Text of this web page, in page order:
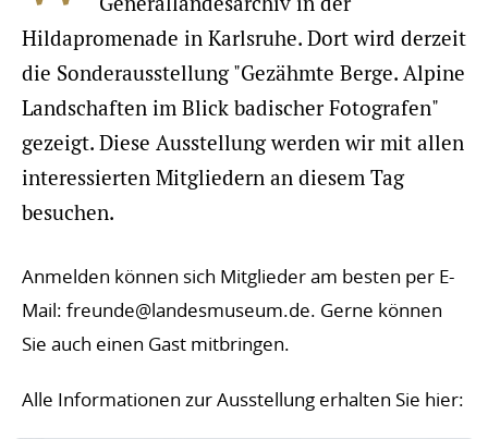
Hildapromenade in Karlsruhe. Dort wird derzeit
die Sonderausstellung "Gezähmte Berge. Alpine
Landschaften im Blick badischer Fotografen"
gezeigt. Diese Ausstellung werden wir mit allen
interessierten Mitgliedern an diesem Tag
besuchen.
Anmelden können sich Mitglieder am besten per E-
Mail: freunde@landesmuseum.de. Gerne können
Sie auch einen Gast mitbringen.
Alle Informationen zur Ausstellung erhalten Sie hier: